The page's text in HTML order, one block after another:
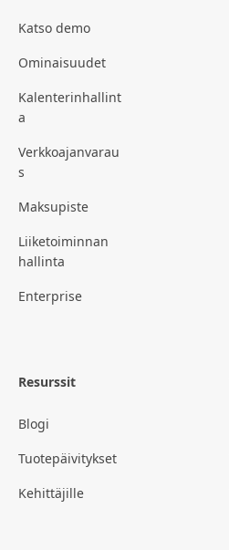
Katso demo
Ominaisuudet
Kalenterinhallint
a
Verkkoajanvarau
s
Maksupiste
Liiketoiminnan
hallinta
Enterprise
Resurssit
Blogi
Tuotepäivitykset
Kehittäjille